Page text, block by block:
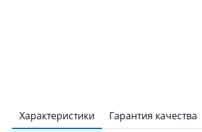
Характеристики Гарантия качества